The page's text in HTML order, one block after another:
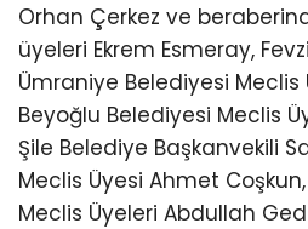
Orhan Çerkez ve
üyeleri Ekrem Esmeray,
Ümraniye Belediyesi Meclis
Beyoğlu Belediyesi Meclis
Şile Belediye Başkanvekili
Meclis Üyesi Ahmet
Meclis Üyeleri Abdullah